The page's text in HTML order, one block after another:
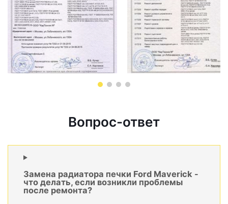
Вопрос-ответ
Замена радиатора печки Ford Maverick -
что делать, если возникли проблемы
после ремонта?